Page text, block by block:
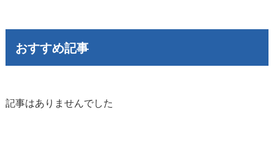
おすすめ記事
記事はありませんでした